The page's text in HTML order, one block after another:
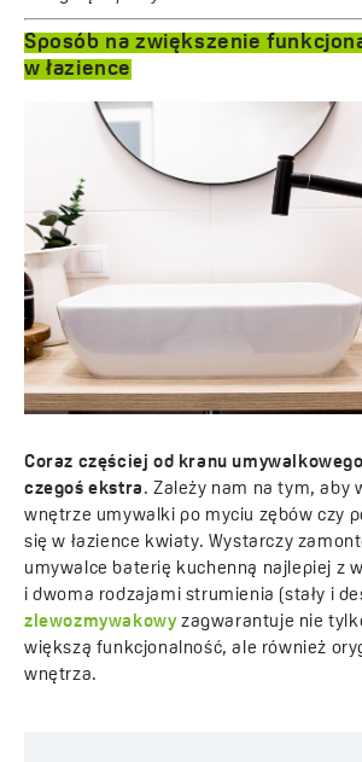
Sposób na zwiększenie
w łazience
Coraz częściej od kranu
czegoś ekstra . Zależy nam na tym, aby
wnętrze umywalki po myciu zębów czy
się w łazience kwiaty. Wystarczy
umywalce baterię kuchenną najlepiej z
i dwoma rodzajami strumienia (stały i
zlewozmywakowyzagwarantuje nie
większą funkcjonalność, ale również
wnętrza.